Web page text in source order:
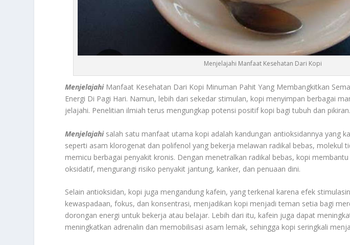
Menjelajahi Manfaat Kesehatan Dari Kopi
MenjelajahiManfaat Kesehatan Dari Kopi Minuman Pahit Yang Membangkitkan
Energi Di Pagi Hari. Namun, lebih dari sekedar stimulan, kopi menyimpan berbagai
jelajahi. Penelitian ilmiah terus mengungkap potensi positif kopi bagi tubuh dan pikiran.
Menjelajahisalah satu manfaat utama kopi adalah kandungan antioksidannya yang
seperti asam klorogenat dan polifenol yang bekerja melawan radikal bebas, molekul
memicu berbagai penyakit kronis. Dengan menetralkan radikal bebas, kopi
oksidatif, mengurangi risiko penyakit jantung, kanker, dan penuaan dini.
Selain antioksidan, kopi juga mengandung kafein, yang terkenal karena efek
kewaspadaan, fokus, dan konsentrasi, menjadikan kopi menjadi teman setia bagi
dorongan energi untuk bekerja atau belajar. Lebih dari itu, kafein juga dapat
meningkatkan adrenalin dan memobilisasi asam lemak, sehingga kopi seringkali